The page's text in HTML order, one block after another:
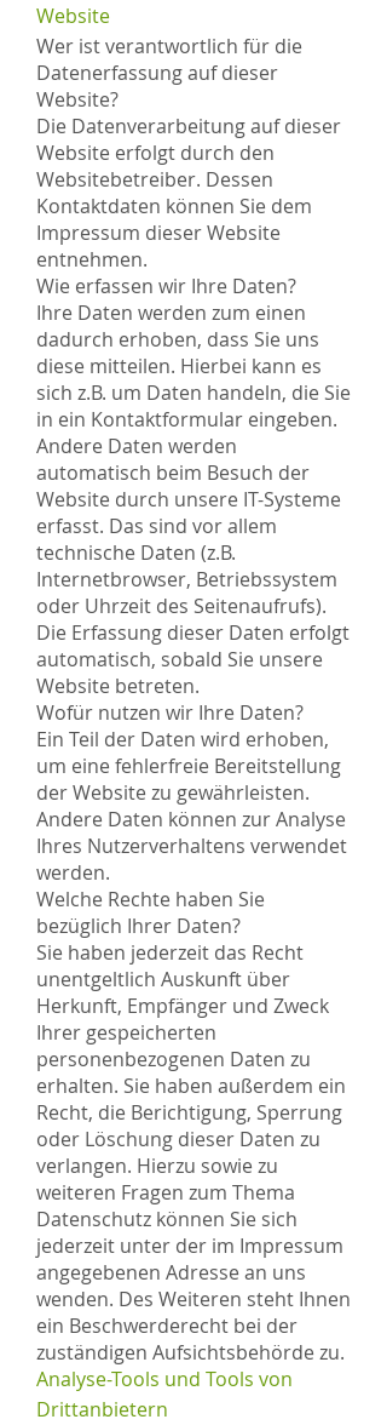
Website
Wer ist verantwortlich für die
Datenerfassung auf dieser
Website?
Die Datenverarbeitung auf dieser
Website erfolgt durch den
Websitebetreiber. Dessen
Kontaktdaten können Sie dem
Impressum dieser Website
entnehmen.
Wie erfassen wir Ihre Daten?
Ihre Daten werden zum einen
dadurch erhoben, dass Sie uns
diese mitteilen. Hierbei kann es
sich z.B. um Daten handeln, die Sie
in ein Kontaktformular eingeben.
Andere Daten werden
automatisch beim Besuch der
Website durch unsere IT-Systeme
erfasst. Das sind vor allem
technische Daten (z.B.
Internetbrowser, Betriebssystem
oder Uhrzeit des Seitenaufrufs).
Die Erfassung dieser Daten erfolgt
automatisch, sobald Sie unsere
Website betreten.
Wofür nutzen wir Ihre Daten?
Ein Teil der Daten wird erhoben,
um eine fehlerfreie Bereitstellung
der Website zu gewährleisten.
Andere Daten können zur Analyse
Ihres Nutzerverhaltens verwendet
werden.
Welche Rechte haben Sie
bezüglich Ihrer Daten?
Sie haben jederzeit das Recht
unentgeltlich Auskunft über
Herkunft, Empfänger und Zweck
Ihrer gespeicherten
personenbezogenen Daten zu
erhalten. Sie haben außerdem ein
Recht, die Berichtigung, Sperrung
oder Löschung dieser Daten zu
verlangen. Hierzu sowie zu
weiteren Fragen zum Thema
Datenschutz können Sie sich
jederzeit unter der im Impressum
angegebenen Adresse an uns
wenden. Des Weiteren steht Ihnen
ein Beschwerderecht bei der
zuständigen Aufsichtsbehörde zu.
Analyse-Tools und Tools von
Drittanbietern